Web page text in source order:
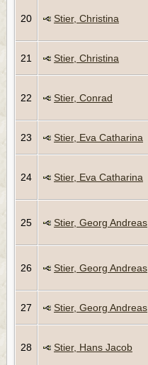
20 Stier, Christina
21 Stier, Christina
22 Stier, Conrad
23 Stier, Eva Catharina
24 Stier, Eva Catharina
25 Stier, Georg Andreas
26 Stier, Georg Andreas
27 Stier, Georg Andreas
28 Stier, Hans Jacob